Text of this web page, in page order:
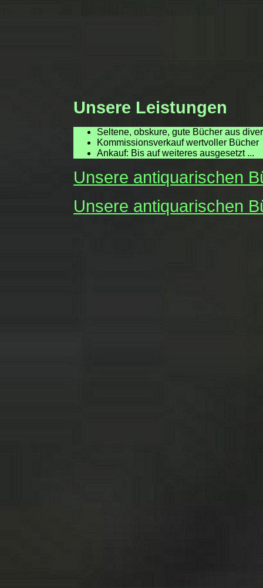
Unsere Leistungen
Seltene, obskure, gute Bücher aus
Kommissionsverkauf wertvoller Bücher
Ankauf: Bis auf weiteres ausgesetzt ...
Unsere antiquarischen
Unsere antiquarischen